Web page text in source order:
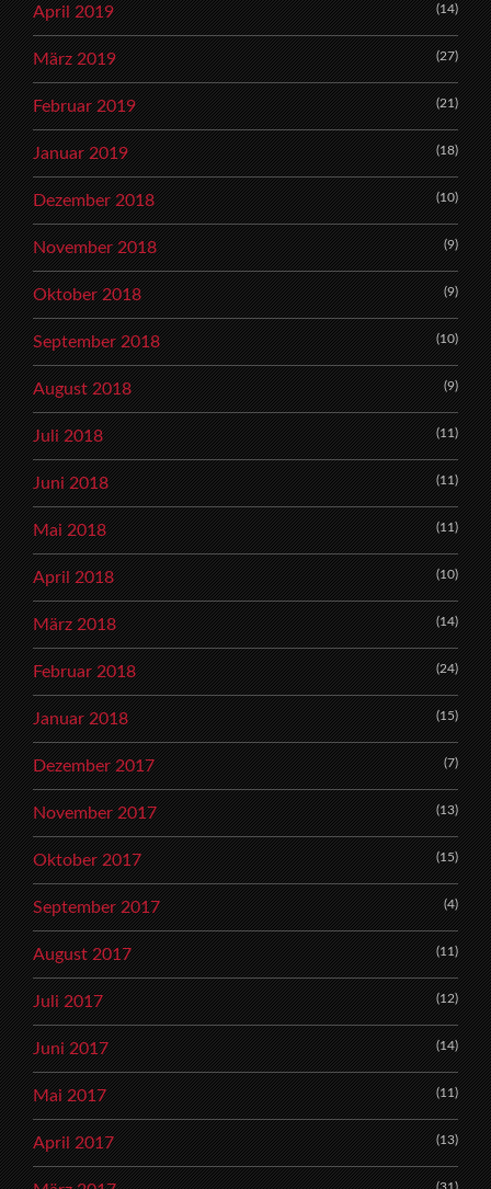
April 2019 (14)
März 2019 (27)
Februar 2019 (21)
Januar 2019 (18)
Dezember 2018 (10)
November 2018 (9)
Oktober 2018 (9)
September 2018 (10)
August 2018 (9)
Juli 2018 (11)
Juni 2018 (11)
Mai 2018 (11)
April 2018 (10)
März 2018 (14)
Februar 2018 (24)
Januar 2018 (15)
Dezember 2017 (7)
November 2017 (13)
Oktober 2017 (15)
September 2017 (4)
August 2017 (11)
Juli 2017 (12)
Juni 2017 (14)
Mai 2017 (11)
April 2017 (13)